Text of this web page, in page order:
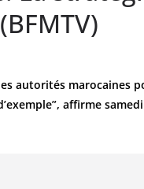
autorités marocaines
affirme